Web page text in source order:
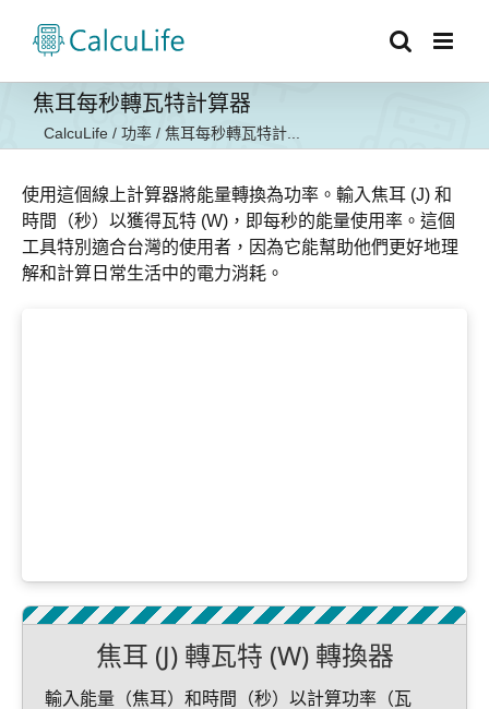
焦耳每秒轉瓦特計算器
CalcuLife / 功率 / 焦耳每秒轉瓦特計...
使用這個線上計算器將能量轉換為功率。輸入焦耳 (J) 和
時間（秒）以獲得瓦特 (W)，即每秒的能量使用率。這個
工具特別適合台灣的使用者，因為它能幫助他們更好地理
解和計算日常生活中的電力消耗。
焦耳 (J) 轉瓦特 (W) 轉換器
輸入能量（焦耳）和時間（秒）以計算功率（瓦